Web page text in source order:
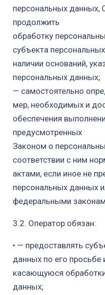
персональных данных,
продолжить
обработку
субъекта
наличии оснований,
персональных данных;
— самостоятельно
мер, необходимых и
обеспечения
предусмотренных
Законом о
соответствии с ним
актами, если иное не
персональных данных
федеральными
3.2. Оператор обязан:
• — предоставлять
данных по его
касающуюся
данных;